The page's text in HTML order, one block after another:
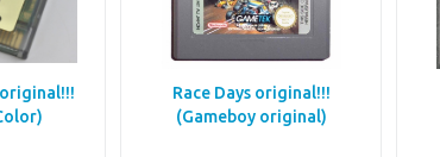
original!!!
Race Days original!!!
(Gameboy original)